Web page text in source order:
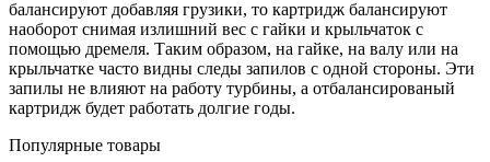
балансируют добавляя грузики, то картридж балансируют
наоборот снимая излишний вес с гайки и крыльчаток с
помощью дремеля. Таким образом, на гайке, на валу или на
крыльчатке часто видны следы запилов с одной стороны. Эти
запилы не влияют на работу турбины, а отбалансированый
картридж будет работать долгие годы.
Популярные товары